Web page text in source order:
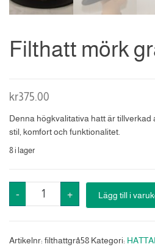
Filthatt mörk
kr375.00
Denna högkvalitativa hatt är tillverkad
stil, komfort och funktionalitet.
8 i lager
-
Filthatt
cm
+ Lägg till i
Artikelnr: filthattgrå58 Kategori: